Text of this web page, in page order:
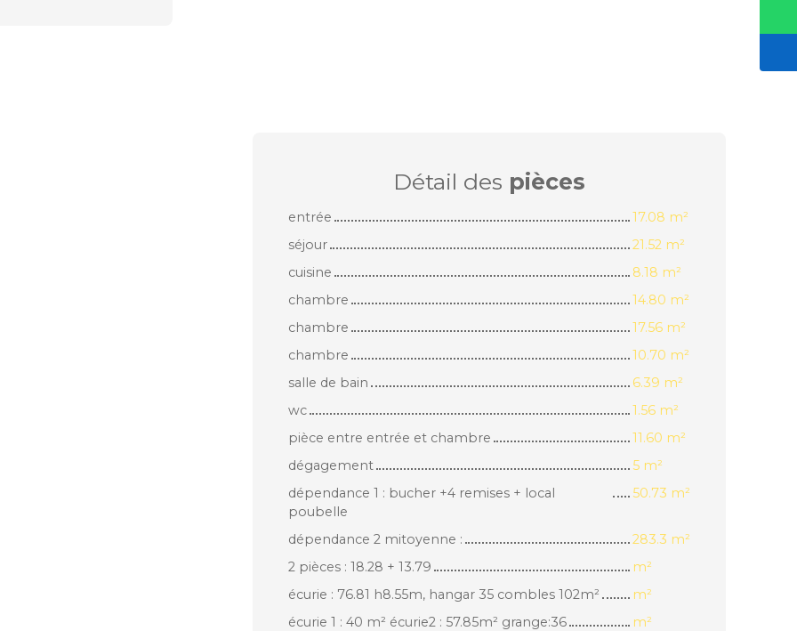
Détail des pièces
entrée
17.08 m²
séjour
21.52 m²
cuisine
8.18 m²
chambre
14.80 m²
chambre
17.56 m²
chambre
10.70 m²
salle de bain
6.39 m²
wc
1.56 m²
pièce entre entrée et chambre
11.60 m²
dégagement
5 m²
dépendance 1 : bucher +4 remises + local
poubelle
50.73 m²
dépendance 2 mitoyenne :
283.3 m²
2 pièces : 18.28 + 13.79
m²
écurie : 76.81 h8.55m, hangar 35 combles 102m²
m²
écurie 1 : 40 m² écurie2 : 57.85m² grange:36
m²